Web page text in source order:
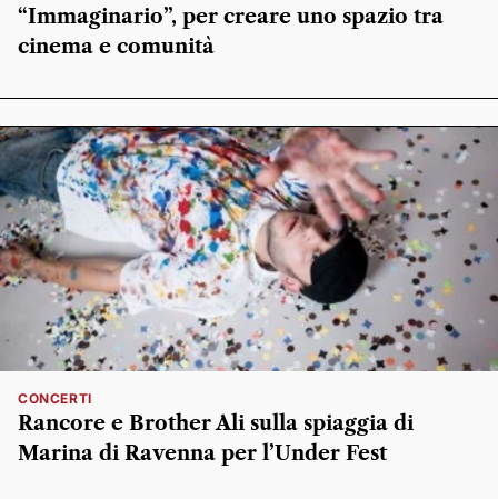
“Immaginario”, per creare uno spazio tra
cinema e comunità
CONCERTI
Rancore e Brother Ali sulla spiaggia di
Marina di Ravenna per l’Under Fest